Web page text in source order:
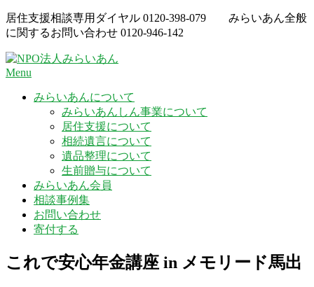
Skip
to
content
居住支援相談専用ダイヤル 0120-398-079
みらいあん全般
に関するお問い合わせ 0120-946-142
Menu
みらいあんについて
みらいあんしん事業について
居住支援について
相続遺言について
遺品整理について
生前贈与について
みらいあん会員
相談事例集
お問い合わせ
寄付する
これで安心年金講座 in メモリード馬出